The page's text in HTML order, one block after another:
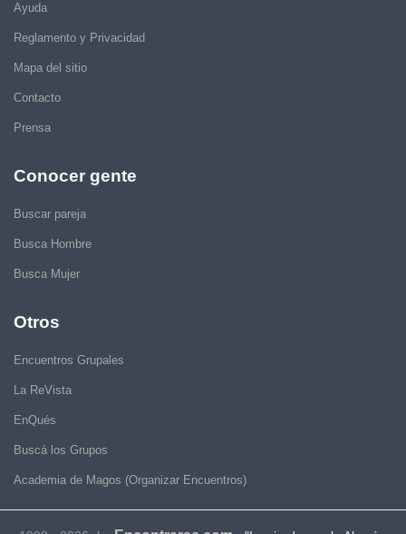
Ayuda
Reglamento y Privacidad
Mapa del sitio
Contacto
Prensa
Conocer gente
Buscar pareja
Busca Hombre
Busca Mujer
Otros
Encuentros Grupales
La ReVista
EnQués
Buscá los Grupos
Academia de Magos (Organizar Encuentros)